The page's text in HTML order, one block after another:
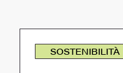
SOSTENIBILITÀ